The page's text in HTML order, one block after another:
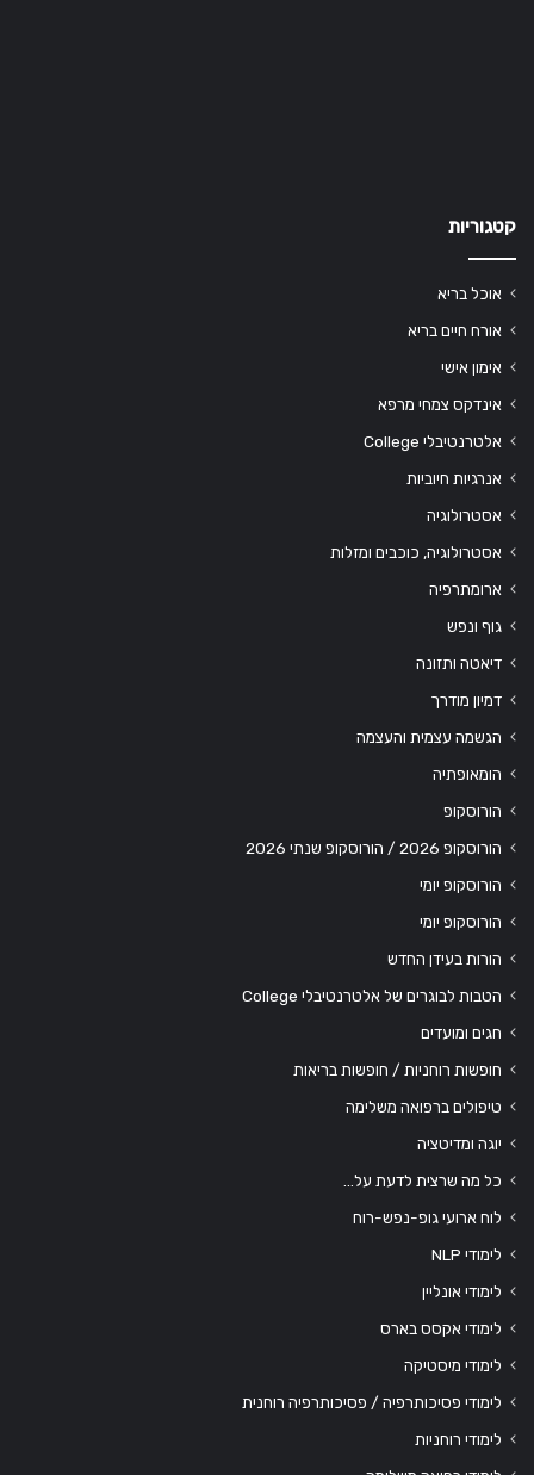
קטגוריות
אוכל בריא
אורח חיים בריא
אימון אישי
אינדקס צמחי מרפא
אלטרנטיבלי College
אנרגיות חיוביות
אסטרולוגיה
אסטרולוגיה, כוכבים ומזלות
ארומתרפיה
גוף ונפש
דיאטה ותזונה
דמיון מודרך
הגשמה עצמית והעצמה
הומאופתיה
הורוסקופ
הורוסקופ 2026 / הורוסקופ שנתי 2026
הורוסקופ יומי
הורוסקופ יומי
הורות בעידן החדש
הטבות לבוגרים של אלטרנטיבלי College
חגים ומועדים
חופשות רוחניות / חופשות בריאות
טיפולים ברפואה משלימה
יוגה ומדיטציה
כל מה שרצית לדעת על…
לוח ארועי גופ-נפש-רוח
לימודי NLP
לימודי אונליין
לימודי אקסס בארס
לימודי מיסטיקה
לימודי פסיכותרפיה / פסיכותרפיה רוחנית
לימודי רוחניות